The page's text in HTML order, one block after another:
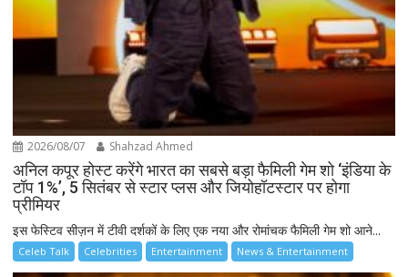
2026/08/07 Shahzad Ahmed
अनिल कपूर होस्ट करेंगे भारत का सबसे बड़ा फैमिली गेम शो ‘इंडिया के
टॉप 1%’, 5 सितंबर से स्टार प्लस और जियोहॉटस्टार पर होगा
प्रीमियर
इस फेस्टिव सीज़न में टीवी दर्शकों के लिए एक नया और रोमांचक फैमिली गेम शो आने...
Celeb Talk Celebrities Entertainment News & Entertainment